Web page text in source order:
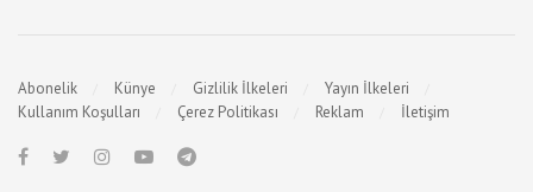
Abonelik Künye Gizlilik İlkeleri
Yayın İlkeleri
Kullanım Koşulları
Çerez Politikası Reklam İletişim